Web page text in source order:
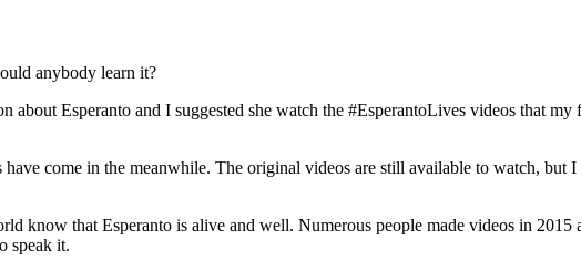
anybody learn it?
about Esperanto and I suggested she watch the #EsperantoLives videos that
come in the meanwhile. The original videos are still available to watch, but
know that Esperanto is alive and well. Numerous people made videos in
speak it.